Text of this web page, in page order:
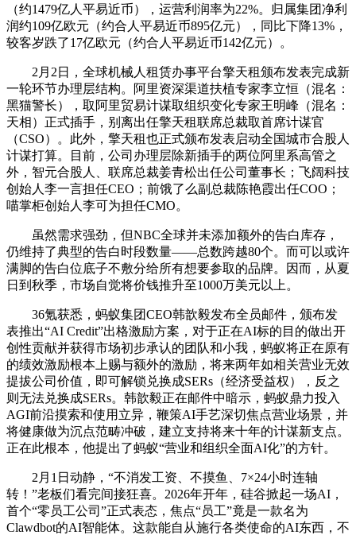
（约1479亿人平易近币），运营利润率为22%。归属集团净利
润约109亿欧元（约合人平易近币895亿元），同比下降13%，
较客岁跌了17亿欧元（约合人平易近币142亿元）。
2月2日，全球机械人租赁办事平台擎天租颁布发表完成新
一轮环节办理层结构。阿里资深渠道扶植专家李立恒（混名：
黑猫警长），取阿里贸易计谋取组织变化专家王明峰（混名：
天相）正式插手，别离出任擎天租联席总裁取首席计谋官
（CSO）。此外，擎天租也正式颁布发表启动全国城市合股人
计谋打算。目前，公司办理层除新插手的两位阿里系高管之
外，智元合股人、联席总裁姜青松出任公司董事长；飞阔科技
创始人李一言担任CEO；前饿了么副总裁陈艳霞出任COO；
喵掌柜创始人李可为担任CMO。
虽然需求强劲，但NBC全球并未添加额外的告白库存，
仍维持了典型的告白时段数量——总数跨越80个。而可以或许
满脚的告白位底子不敷分给所有想要参取的品牌。因而，从夏
日到秋季，市场自觉将价钱推升至1000万美元以上。
36氪获悉，蚂蚁集团CEO韩歆毅发布全员邮件，颁布发
表推出“AI Credit”出格激励方案，对于正在AI标的目的做出开
创性贡献并获得市场初步承认的团队和小我，蚂蚁将正在原有
的绩效激励根本上赐与额外的激励，将来两年如相关营业无效
提拔公司价值，即可解锁兑换成SERs（经济受益权），反之
则无法兑换成SERs。韩歆毅正在邮件中暗示，蚂蚁鼎力投入
AGI前沿摸索和使用立异，鞭策AI手艺深切焦点营业场景，并
将健康做为沉点范畴冲破，建立支持将来十年的计谋新支点。
正在此根本，他提出了蚂蚁“营业和组织全面AI化”的方针。
2月1日动静，“不消发工资、不摸鱼、7×24小时连轴
转！”老板们看完间接狂喜。2026年开年，硅谷掀起一场AI，
首个“零员工公司”正式表态，焦点“员工”竟是一款名为
Clawdbot的AI智能体。这款能自从施行各类使命的AI东西，不